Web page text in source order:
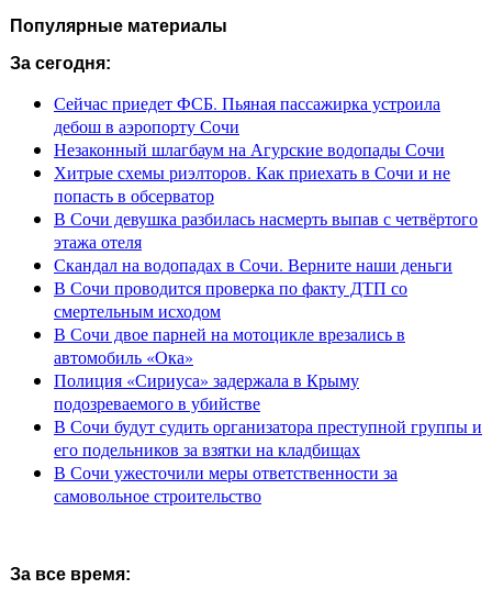
Популярные материалы
За сегодня:
Сейчас приедет ФСБ. Пьяная пассажирка устроила
дебош в аэропорту Сочи
Незаконный шлагбаум на Агурские водопады Сочи
Хитрые схемы риэлторов. Как приехать в Сочи и не
попасть в обсерватор
В Сочи девушка разбилась насмерть выпав с четвёртого
этажа отеля
Скандал на водопадах в Сочи. Верните наши деньги
В Сочи проводится проверка по факту ДТП со
смертельным исходом
В Сочи двое парней на мотоцикле врезались в
автомобиль «Ока»
Полиция «Сириуса» задержала в Крыму
подозреваемого в убийстве
В Сочи будут судить организатора преступной группы и
его подельников за взятки на кладбищах
В Сочи ужесточили меры ответственности за
самовольное строительство
За все время: